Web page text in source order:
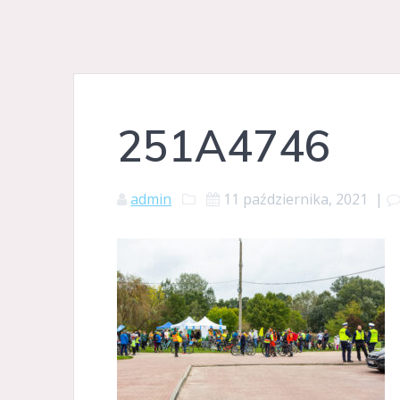
251A4746
admin 11 października, 2021 |